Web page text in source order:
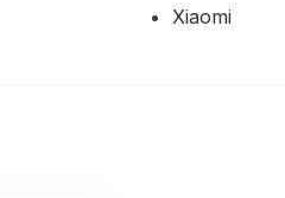
Xiaomi